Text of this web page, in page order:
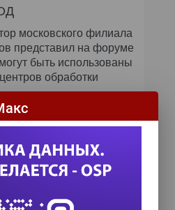
московского филиала
представил на форуме
быть использованы
обработки
внимание
ИБП с топологией
выполненный по
устройство можно
сетевым